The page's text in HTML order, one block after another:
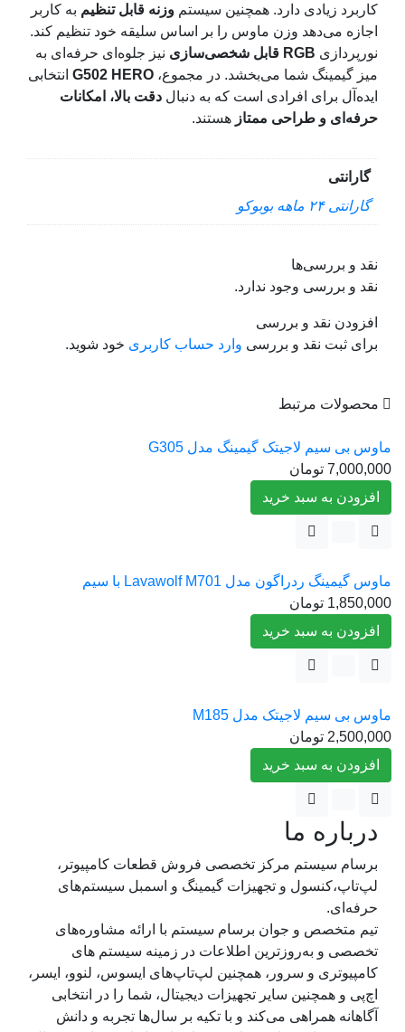
کاربرد زیادی دارد. همچنین سیستموزنه قابل تنظیمبه کاربر
اجازه می‌دهد وزن ماوس را بر اساس سلیقه خود تنظیم کند.
نورپردازیRGB قابل شخصی‌سازی
نیز جلوه‌ای حرفه‌ای به
میز گیمینگ شما می‌بخشد. در مجموع،G502 HEROانتخابی
ایده‌آل برای افرادی است که به دنبالدقت بالا، امکانات
حرفه‌ای و طراحی ممتازهستند.
گارانتی
گارانتی ۲۴ ماهه بوبوکو
نقد و بررسی‌ها
نقد و بررسی وجود ندارد.
افزودن نقد و بررسی
برای ثبت نقد و بررسیوارد حساب کاربری خود شوید.
محصولات مرتبط
ماوس بی سیم لاجیتک گیمینگ مدل G305
7,000,000 تومان
افزودن به سبد خرید
ماوس گیمینگ ردراگون مدل Lavawolf M701 با سیم
1,850,000 تومان
افزودن به سبد خرید
ماوس بی‌ سیم لاجیتک مدل M185
2,500,000 تومان
افزودن به سبد خرید
درباره ما
برسام سیستم مرکز تخصصی فروش قطعات کامپیوتر،
لپ‌تاپ،کنسول و تجهیزات گیمینگ و اسمبل سیستم‌های
حرفه‌ای.
تیم متخصص و جوان برسام سیستم با ارائه مشاوره‌های
تخصصی و به‌روزترین اطلاعات در زمینه سیستم های
کامپیوتری و سرور، همچنین لپ‌تاپ‌های ایسوس، لنوو، ایسر،
اچ‌پی و همچنین سایر تجهیزات دیجیتال، شما را در انتخابی
آگاهانه همراهی می‌کند و با تکیه بر سال‌ها تجربه و دانش